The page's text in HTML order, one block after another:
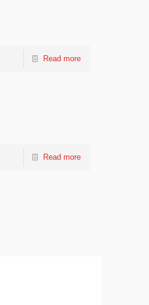
Read more
Read more